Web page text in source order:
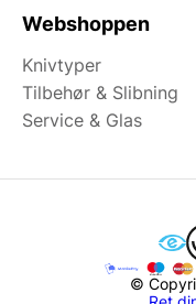
Webshoppen
Knivtyper
Tilbehør & Slibning
Service & Glas
©